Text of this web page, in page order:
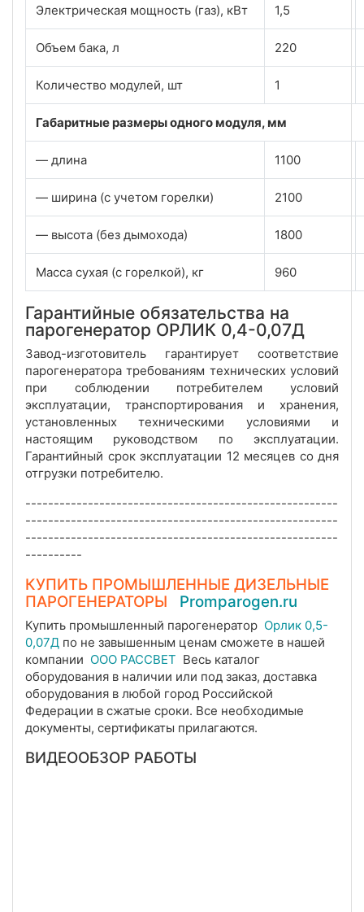
Электрическая мощность (газ), кВт 1,5
Объем бака, л 220
Количество модулей, шт 1
Габаритные размеры одного модуля, мм
— длина 1100
— ширина (с учетом горелки) 2100
— высота (без дымохода) 1800
Масса сухая (с горелкой), кг 960
Гарантийные обязательства на
парогенератор ОРЛИК 0,4-0,07Д
Завод-изготовитель гарантирует соответствие
парогенератора требованиям технических условий
при соблюдении потребителем условий
эксплуатации, транспортирования и хранения,
установленных техническими условиями и
настоящим руководством по эксплуатации.
Гарантийный срок эксплуатации 12 месяцев со дня
отгрузки потребителю.
-------------------------------------------------------
-------------------------------------------------------
-------------------------------------------------------
----------
КУПИТЬ ПРОМЫШЛЕННЫЕ ДИЗЕЛЬНЫЕ
ПАРОГЕНЕРАТОРЫ
Promparogen.ru
Купить промышленный парогенератор Орлик 0,5-
0,07Д по не завышенным ценам сможете в нашей
компании ООО РАССВЕТ Весь каталог
оборудования в наличии или под заказ, доставка
оборудования в любой город Российской
Федерации в сжатые сроки. Все необходимые
документы, сертификаты прилагаются.
ВИДЕООБЗОР РАБОТЫ